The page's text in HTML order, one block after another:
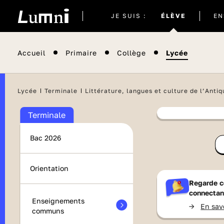
JE SUIS : ÉLÈVE
actuel
Accueil Primaire Collège Lycée
Lycée Terminale Littérature, langues et culture de
Terminale
Bac 2026
Orientation
Enseignements
communs
France
Il
Regarde
-> En